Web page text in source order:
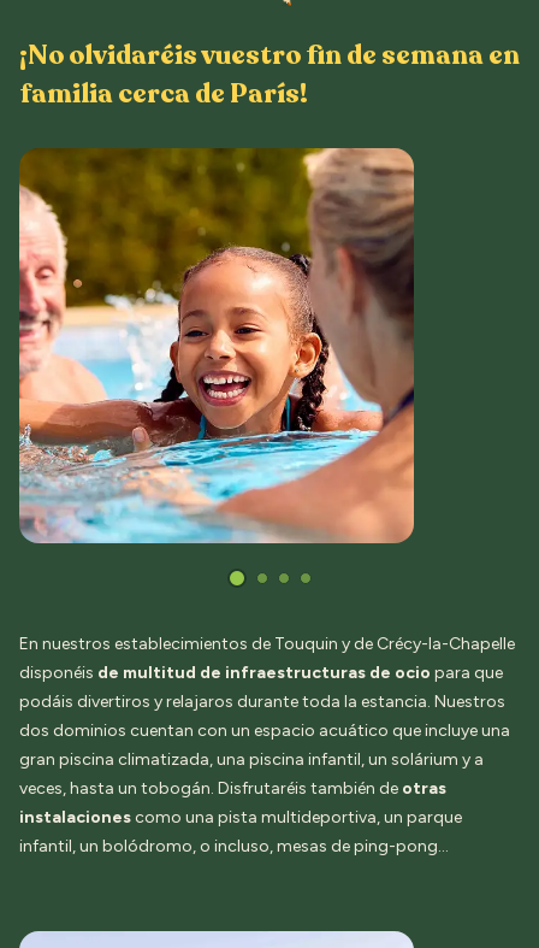
¡No olvidaréis vuestro fin de semana en
familia cerca de París!
En nuestros establecimientos de Touquin y de Crécy-la-Chapelle
disponéis de multitud de infraestructuras de ocio para que
podáis divertiros y relajaros durante toda la estancia. Nuestros
dos dominios cuentan con un espacio acuático que incluye una
gran piscina climatizada, una piscina infantil, un solárium y a
veces, hasta un tobogán. Disfrutaréis también de otras
instalacionescomo una pista multideportiva, un parque
infantil, un bolódromo, o incluso, mesas de ping-pong…